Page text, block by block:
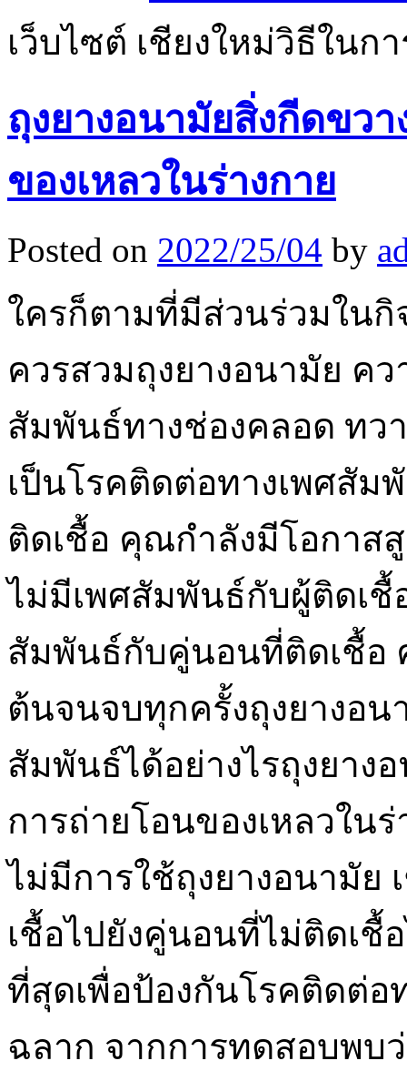
เว็บไซต์ เชียงใหม่วิธีในก
ถุงยางอนามัยสิ่งกีดขว
ของเหลวในร่างกาย
Posted on 2022/25/04 by
ใครก็ตามที่มีส่วนร่วมในกิ
ควรสวมถุงยางอนามัย คว
สัมพันธ์ทางช่องคลอด ทว
เป็นโรคติดต่อทางเพศสั
ติดเชื้อ คุณกำลังมีโอกาส
ไม่มีเพศสัมพันธ์กับผู้ติดเ
สัมพันธ์กับคู่นอนที่ติดเชื้อ
ต้นจนจบทุกครั้งถุงยางอน
สัมพันธ์ได้อย่างไรถุงยาง
การถ่ายโอนของเหลวใน
ไม่มีการใช้ถุงยางอนามัย
เชื้อไปยังคู่นอนที่ไม่ติดเชื้
ที่สุดเพื่อป้องกันโรคติดต่อ
ฉลาก จากการทดสอบพบ